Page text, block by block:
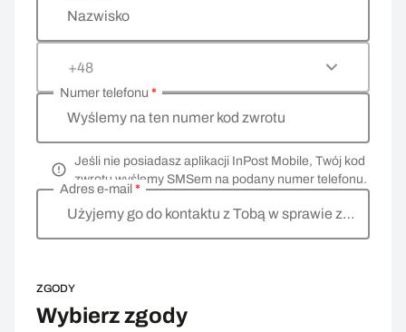
Nazwisko
+48
Wyślemy na ten numer kod zwrotu
Numer telefonu *
Jeśli nie posiadasz aplikacji InPost Mobile, Twój kod
zwrotu wyślemy SMSem na podany numer telefonu.
Użyjemy go do kontaktu z Tobą w sprawie zwrotu
Adres e-mail *
ZGODY
Wybierz zgody